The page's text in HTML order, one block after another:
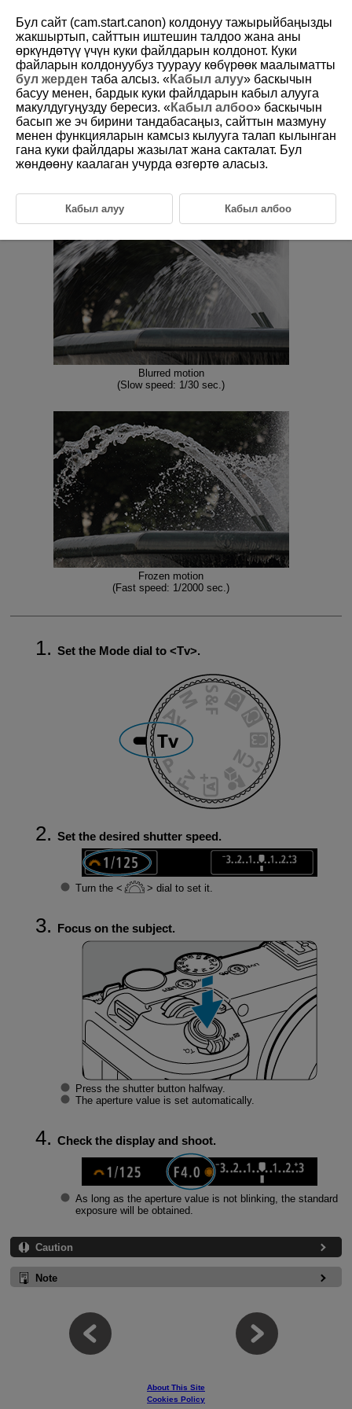
D388-052
Tv: Shutter-Priority AE
In this mode, you set the shutter speed and the camera automatically
sets the aperture value to obtain the standard exposure matching the
brightness of the subject. A faster shutter speed can freeze the action of
a moving subject. A slower shutter speed can create a blurred effect,
Tv stands for Time value.
Blurred motion
(Slow speed: 1/30 sec.)
Frozen motion
(Fast speed: 1/2000 sec.)
Set the Mode dial to Tv .
Set the desired shutter speed.
Turn the dial to set it.
Focus on the subject.
Press the shutter button halfway.
The aperture value is set automatically.
Check the display and shoot.
As long as the aperture value is not blinking, the standard
exposure will be obtained.
Caution
Note
About This Site
Cookies Policy
Бул сайт (cam.start.canon) колдонуу тажырыйбаңызды
жакшыртып, сайттын иштешин талдоо жана аны
өркүндөтүү үчүн куки файлдарын колдонот. Куки
файларын колдонуубуз туурауу көбүрөөк маалыматты
бул жерден таба алсыз. «Кабыл алуу» баскычын
басуу менен, бардык куки файлдарын кабыл алууга
макулдугуңузду бересиз. «Кабыл албоо» баскычын
басып же эч бирини тандабасаңыз, сайттын мазмуну
менен функцияларын камсыз кылууга талап кылынган
гана куки файлдары жазылат жана сакталат. Бул
жөндөөну каалаган учурда өзгөртө аласыз.
Кабыл алуу Кабыл албоо